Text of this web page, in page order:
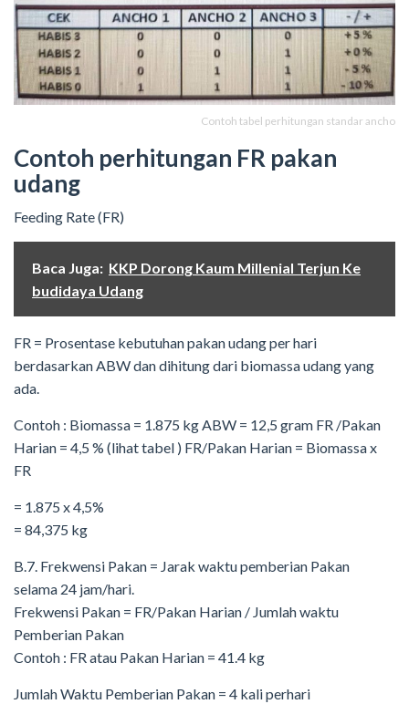
Contoh tabel perhitungan standar ancho
Contoh perhitungan FR pakan
udang
Feeding Rate (FR)
Baca Juga: KKP Dorong Kaum Millenial Terjun Ke
budidaya Udang
FR = Prosentase kebutuhan pakan udang per hari
berdasarkan ABW dan dihitung dari biomassa udang yang
ada.
Contoh : Biomassa = 1.875 kg ABW = 12,5 gram FR /Pakan
Harian = 4,5 % (lihat tabel ) FR/Pakan Harian = Biomassa x
FR
= 1.875 x 4,5%
= 84,375 kg
B.7. Frekwensi Pakan = Jarak waktu pemberian Pakan
selama 24 jam/hari.
Frekwensi Pakan = FR/Pakan Harian / Jumlah waktu
Pemberian Pakan
Contoh : FR atau Pakan Harian = 41.4 kg
Jumlah Waktu Pemberian Pakan = 4 kali perhari